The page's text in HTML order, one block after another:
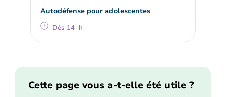
Autodéfense pour adolescentes
Dès 14 h
Cette page vous a-t-elle été utile ?